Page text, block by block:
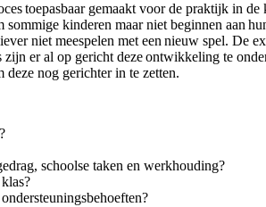
toepasbaar gemaakt voor de praktijk in
kinderen maar niet beginnen aan
niet meespelen met een nieuw spel. De
er al op gericht deze ontwikkeling te
nog gerichter in te zetten.
schoolse taken en werkhouding?